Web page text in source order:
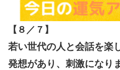
【８／７ 】
若い世代の人と会話を楽
発想があり、刺激になり